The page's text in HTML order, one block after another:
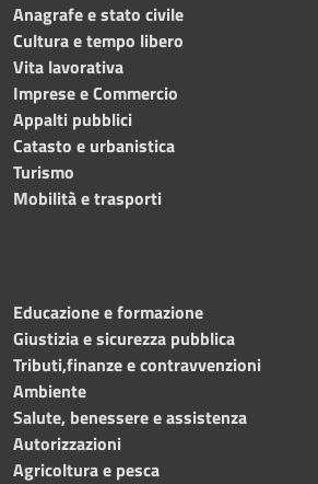
Anagrafe e stato civile
Cultura e tempo libero
Vita lavorativa
Imprese e Commercio
Appalti pubblici
Catasto e urbanistica
Turismo
Mobilità e trasporti
Educazione e formazione
Giustizia e sicurezza pubblica
Tributi,finanze e contravvenzioni
Ambiente
Salute, benessere e assistenza
Autorizzazioni
Agricoltura e pesca